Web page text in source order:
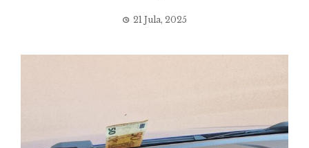
21 Jula, 2025